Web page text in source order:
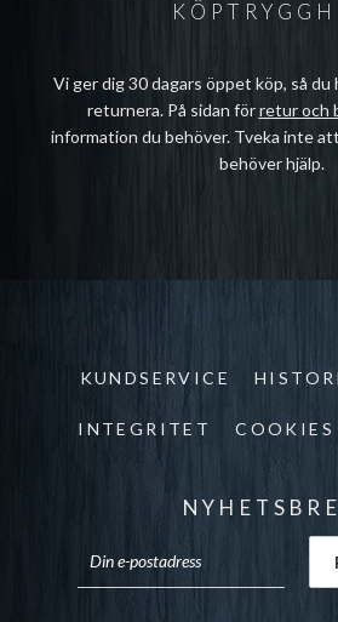
Vi ger dig 30 dagars öppet köp, så
returnera. På sidan förretur och
information du behöver. Tveka inte att
behöver hjälp.
KUNDSERVICE
INTEGRITET COOKIES